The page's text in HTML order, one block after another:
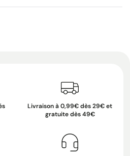
Livraison à 0,99€ dès 29€ et
gratuite dès 49€